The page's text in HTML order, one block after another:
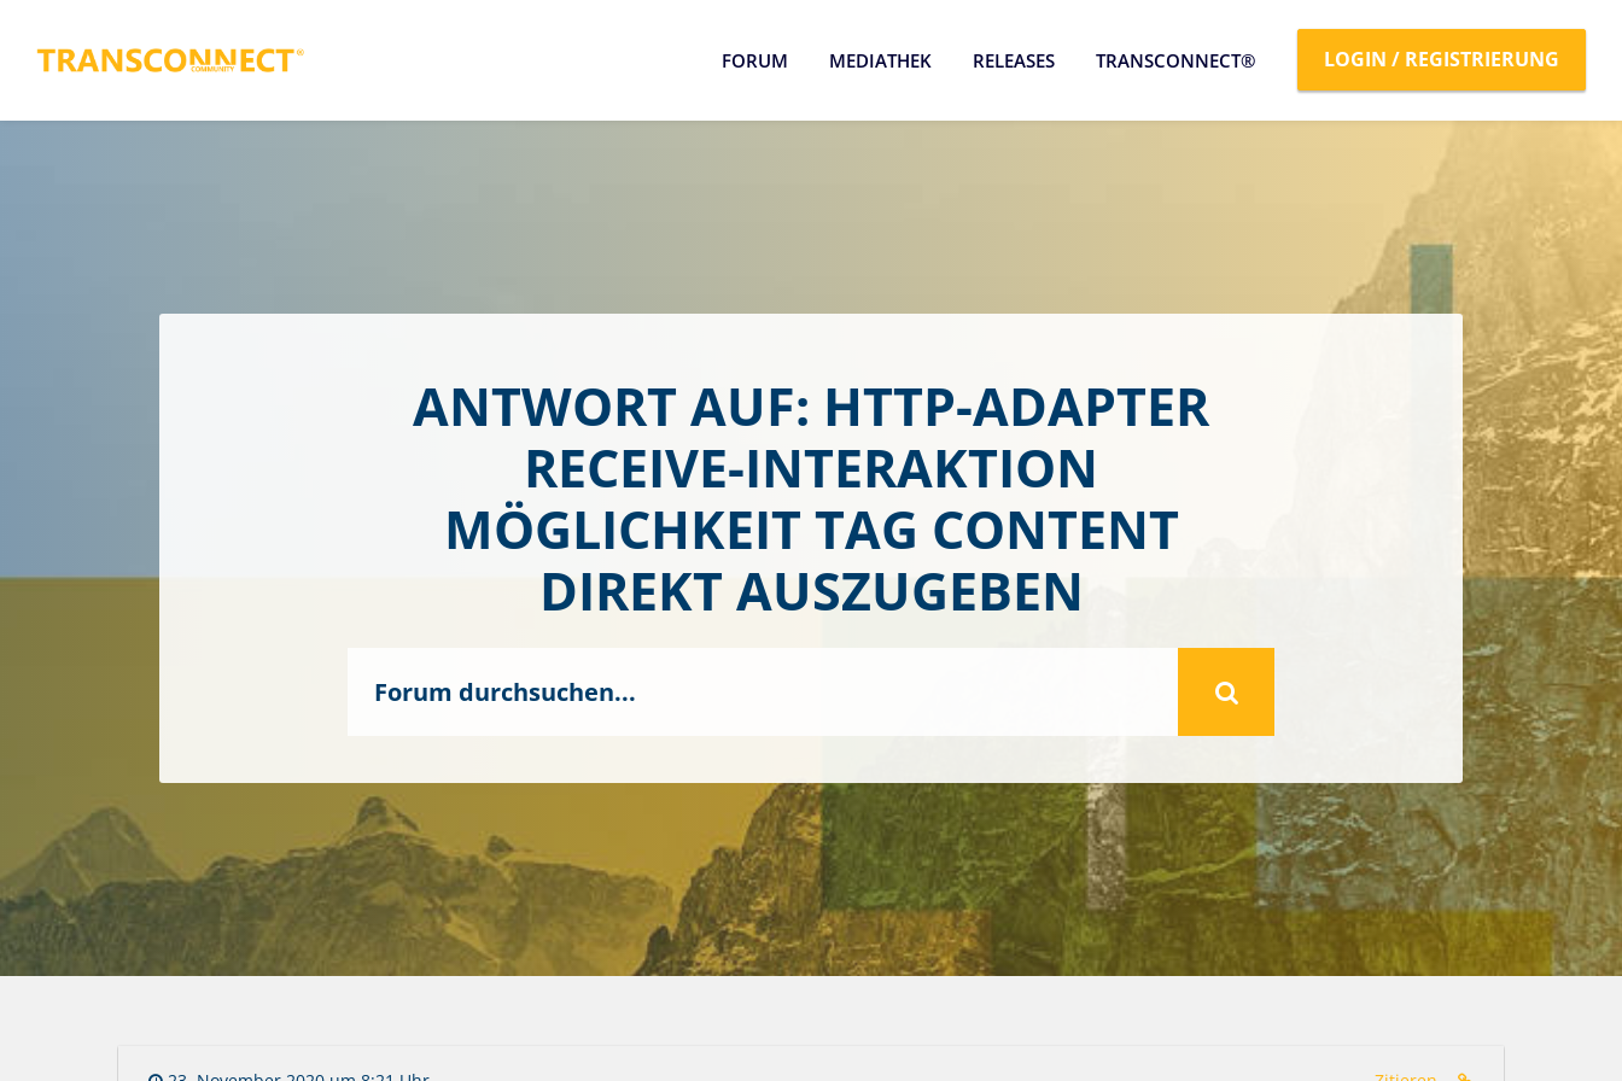
FORUM MEDIATHEK RELEASES TRANSCONNECT® LOGIN / REGISTRIERUNG
ANTWORT AUF: HTTP-ADAPTER
RECEIVE-INTERAKTION
MÖGLICHKEIT TAG CONTENT
DIREKT AUSZUGEBEN